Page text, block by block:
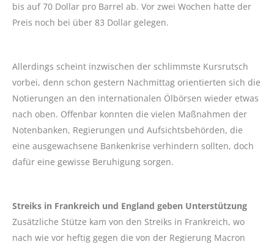
bis auf 70 Dollar pro Barrel ab. Vor zwei Wochen hatte der
Preis noch bei über 83 Dollar gelegen.
Allerdings scheint inzwischen der schlimmste Kursrutsch
vorbei, denn schon gestern Nachmittag orientierten sich die
Notierungen an den internationalen Ölbörsen wieder etwas
nach oben. Offenbar konnten die vielen Maßnahmen der
Notenbanken, Regierungen und Aufsichtsbehörden, die
eine ausgewachsene Bankenkrise verhindern sollten, doch
dafür eine gewisse Beruhigung sorgen.
Streiks in Frankreich und England geben Unterstützung
Zusätzliche Stütze kam von den Streiks in Frankreich, wo
nach wie vor heftig gegen die von der Regierung Macron